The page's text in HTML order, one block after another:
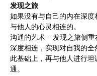
发现之旅
如果没有与自己的内在深
与他人的心灵相连的。
沟通的艺术 – 发现之旅侧
深度相连，实现对自我的
此基础上，再与他人进行
通。